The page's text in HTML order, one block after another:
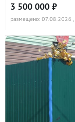
3 500 000 ₽
размещено: 07.08.2026